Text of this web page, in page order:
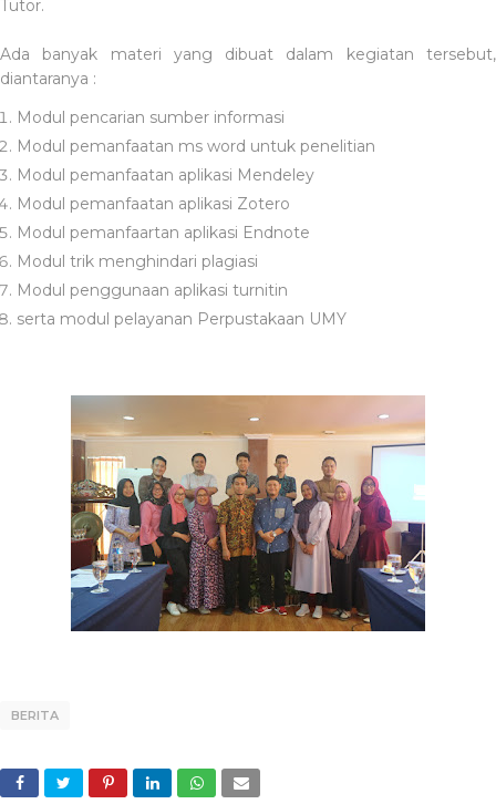
Tutor.
Ada banyak materi yang dibuat dalam kegiatan tersebut,
diantaranya :
Modul pencarian sumber informasi
Modul pemanfaatan ms word untuk penelitian
Modul pemanfaatan aplikasi Mendeley
Modul pemanfaatan aplikasi Zotero
Modul pemanfaartan aplikasi Endnote
Modul trik menghindari plagiasi
Modul penggunaan aplikasi turnitin
serta modul pelayanan Perpustakaan UMY
BERITA